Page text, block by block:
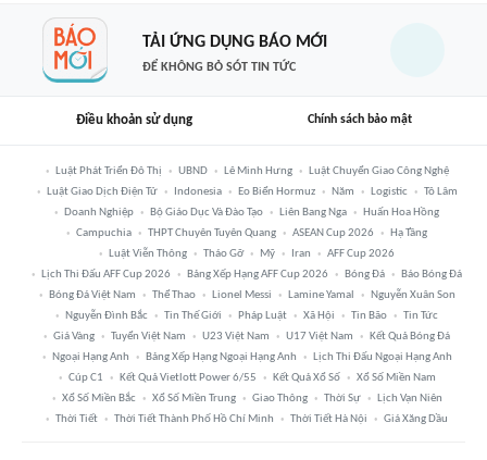
TẢI ỨNG DỤNG BÁO MỚI
ĐỂ KHÔNG BỎ SÓT TIN TỨC
Điều khoản sử dụng Chính sách bảo mật
Luật Phát Triển Đô Thị UBND Lê Minh Hưng
Luật Chuyển Giao Công Nghệ
Luật Giao Dịch Điện Tử
Indonesia Eo Biển Hormuz Năm Logistic
Tô Lâm
Doanh Nghiệp
Bộ Giáo Dục Và Đào Tạo Liên Bang Nga
Huấn Hoa Hồng
Campuchia
THPT Chuyên Tuyên Quang ASEAN Cup 2026
Hạ Tầng
Luật Viễn Thông
Tháo Gỡ Mỹ Iran
AFF Cup 2026
Lịch Thi Đấu AFF Cup 2026
Bảng Xếp Hạng AFF Cup 2026 Bóng Đá
Báo Bóng Đá
Bóng Đá Việt Nam
Thể Thao Lionel Messi Lamine Yamal
Nguyễn Xuân Son
Nguyễn Đình Bắc
Tin Thế Giới Pháp Luật Xã Hội Tin Bão
Tin Tức
Giá Vàng
Tuyển Việt Nam U23 Việt Nam U17 Việt Nam
Kết Quả Bóng Đá
Ngoại Hạng Anh
Bảng Xếp Hạng Ngoại Hạng Anh
Lịch Thi Đấu Ngoại Hạng Anh
Cúp C1
Kết Quả Vietlott Power 6/55 Kết Quả Xổ Số
Xổ Số Miền Nam
Xổ Số Miền Bắc
Xổ Số Miền Trung Giao Thông Thời Sự
Lịch Vạn Niên
Thời Tiết
Thời Tiết Thành Phố Hồ Chí Minh Thời Tiết Hà Nội Giá Xăng Dầu